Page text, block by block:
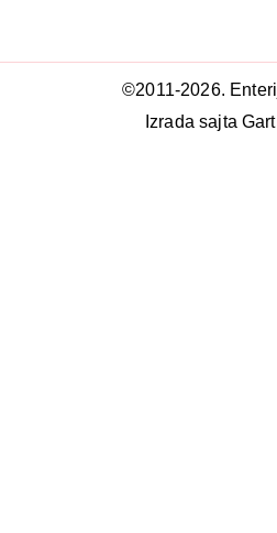
©2011-2026.
Izrada sajta